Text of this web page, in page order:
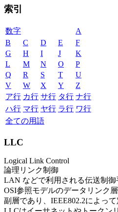
索引
数字
A
B
C D E
F
G
H I J
K
L
M N O
P
Q
R S T
U
V
W X Y
Z
ア行 カ行 サ行 タ行 ナ行
ハ行 マ行 ヤ行 ラ行 ワ行
全ての用語
LLC
Logical Link Control
論理リンク制御
LAN などで利用される伝送制御
OSI参照モデルのデータリンク
副層であり、IEEE802.2によって